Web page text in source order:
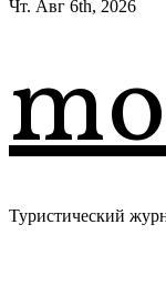
Чт. Авг 6th, 2026
Туристический